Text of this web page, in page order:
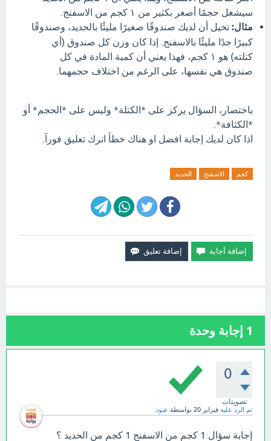
سيشغل حجمًا أصغر بكثير من ١ كجم من الاسفنج.
مثال: تخيل أن لديك صندوقًا صغيرًا مليئًا بالحديد، وصندوقًا
كبيرًا جدًا مليئًا بالاسفنج. إذا كان وزن كل صندوق (أي
كتلته) هو ١ كجم، فهذا يعني أن كمية المادة في كل
صندوق هي نفسها، على الرغم من اختلاف حجمهما.
باختصار، السؤال يركز على *الكتلة* وليس على *الحجم* أو
*الكثافة*.
اذا كان لديك إجابة افضل او هناك خطأ اترك تعليق فورآ.
كجم الاسفنج الحديد
1 إجابة وحدة
0
تصويتات
تم الرد عليه فبراير 20 بواسطة عبود
إجابة سؤال 1 كجم من الاسفنج 1 كجم من الحديد ؟